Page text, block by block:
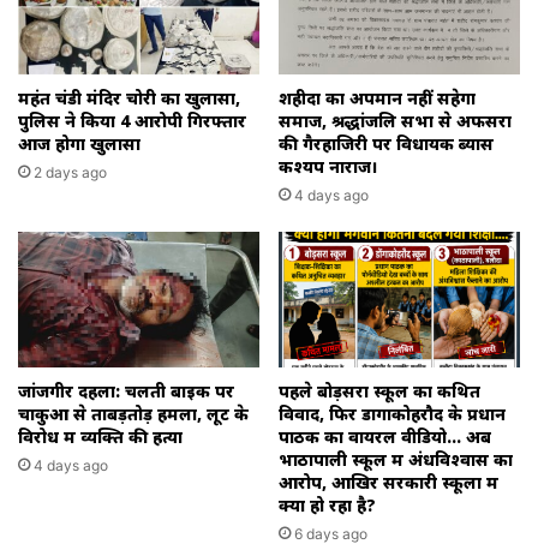
महंत चंडी मंदिर चोरी का खुलासा,
पुलिस ने किया 4 आरोपी गिरफ्तार
आज होगा खुलासा
2 days ago
शहीदों का अपमान नहीं सहेगा
समाज, श्रद्धांजलि सभा से अफसरों
की गैरहाजिरी पर विधायक ब्यास
कश्यप नाराज।
4 days ago
जांजगीर दहला: चलती बाइक पर
चाकुओं से ताबड़तोड़ हमला, लूट के
विरोध में व्यक्ति की हत्या
4 days ago
पहले बोड़सरा स्कूल का कथित
विवाद, फिर डोंगाकोहरौद के प्रधान
पाठक का वायरल वीडियो… अब
भाठापाली स्कूल में अंधविश्वास का
आरोप, आखिर सरकारी स्कूलों में
क्या हो रहा है?
6 days ago